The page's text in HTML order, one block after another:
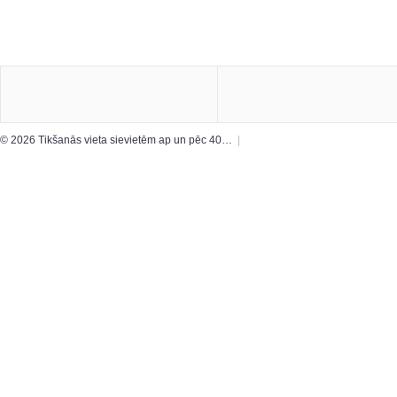
© 2026 Tikšanās vieta sievietēm ap un pēc 40…